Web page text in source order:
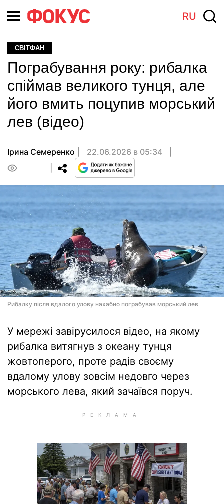
RU
СВІТФАН
Пограбування року: рибалка
спіймав великого тунця, але
його вмить поцупив морський
лев (відео)
Ірина Семеренко
22.06.2026 в 05:34
Рибалку після вдалого улову нахабно пограбував морський лев
У мережі завірусилося відео, на якому
рибалка витягнув з океану тунця
жовтоперого, проте радів своєму
вдалому улову зовсім недовго через
морського лева, який зачаївся поруч.